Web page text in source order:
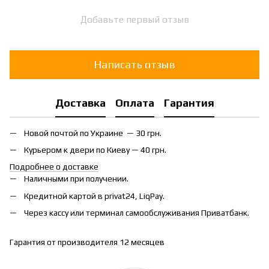
Добавьте первый отзыв
Написать отзыв
Доставка Оплата Гарантия
Новой почтой по Украине — 30 грн.
Курьером к двери по Киеву — 40 грн.
Подробнее о доставке
Наличными при получении.
Кредитной картой в privat24, LiqPay.
Через кассу или терминал самообслуживания Приватбанк.
Гарантия от производителя 12 месяцев